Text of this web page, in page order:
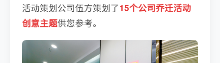
活动策划公司伍方策划了15个公司乔迁活动
创意主题供您参考。